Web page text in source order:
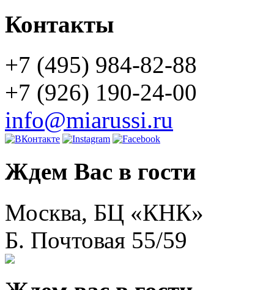
Контакты
+7 (495) 984-82-88
+7 (926) 190-24-00
info@miarussi.ru
Ждем Вас в гости
Москва, БЦ «КНК»
Б. Почтовая 55/59